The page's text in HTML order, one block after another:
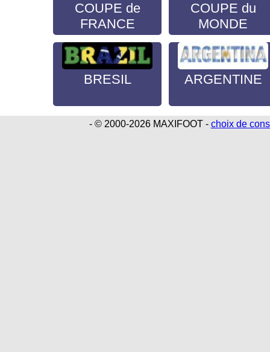
COUPE de
FRANCE
COUPE du
MONDE
BRESIL ARGENTINE
- © 2000-2026 MAXIFOOT - choix de